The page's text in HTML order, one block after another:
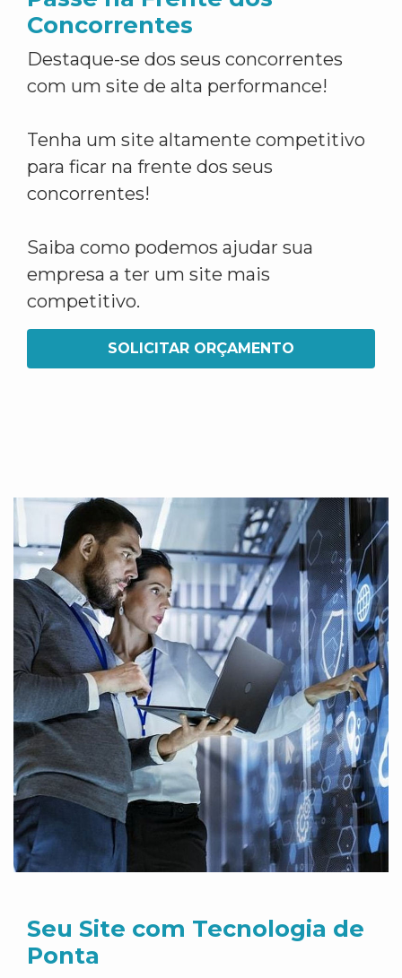
Concorrentes
Destaque-se dos seus concorrentes
com um site de alta performance!
Tenha um site altamente competitivo
para ficar na frente dos seus
concorrentes!
Saiba como podemos ajudar sua
empresa a ter um site mais
competitivo.
SOLICITAR ORÇAMENTO
Seu Site com Tecnologia de
Ponta